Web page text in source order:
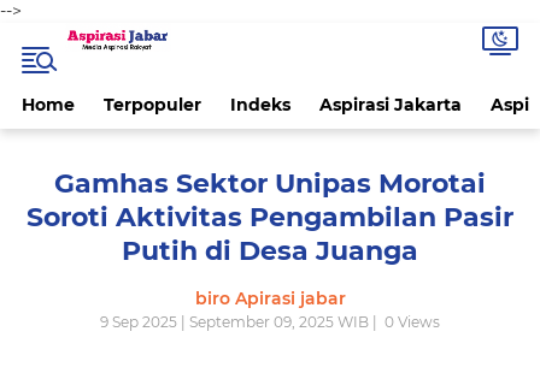
-->
Home Terpopuler Indeks Aspirasi Jakarta
Gamhas Sektor Unipas Morotai
Soroti Aktivitas Pengambilan Pasir
Putih di Desa Juanga
biro Apirasi jabar
9 Sep 2025 | September 09, 2025 WIB | 0 Views